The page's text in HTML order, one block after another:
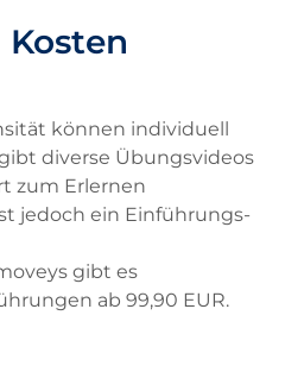
können individuell
diverse Übungsvideos
zum Erlernen
jedoch ein Einführungs-
gibt es
ab 99,90 EUR.